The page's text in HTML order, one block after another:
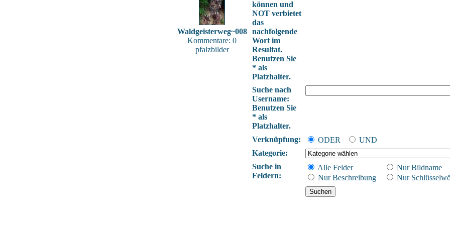
Waldgeisterweg~008
Kommentare: 0
pfalzbilder
können und
NOT verbietet
das
nachfolgende
Wort im
Resultat.
Benutzen Sie
* als
Platzhalter.
Suche nach
Username:
Benutzen Sie
* als
Platzhalter.
Verknüpfung:
ODER
UND
Kategorie:
Suche in
Feldern:
Alle Felder
Nur Bildname
Nur Beschreibung
Nur